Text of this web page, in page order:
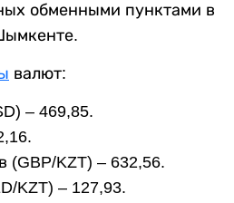
обменными пунктами в
валют:
– 469,85.
(GBP/KZT) – 632,56.
KZT) – 127,93.